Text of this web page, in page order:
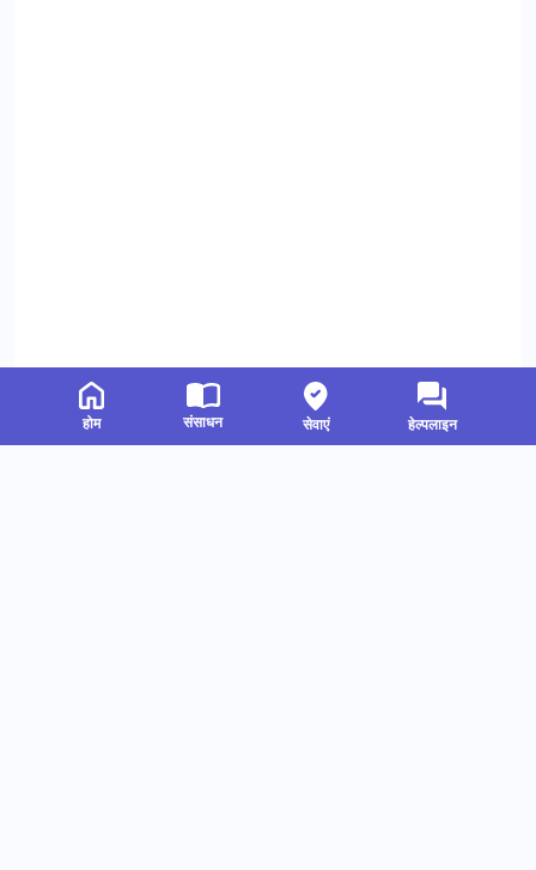
होम संसाधन सेवाएं हेल्पलाइन